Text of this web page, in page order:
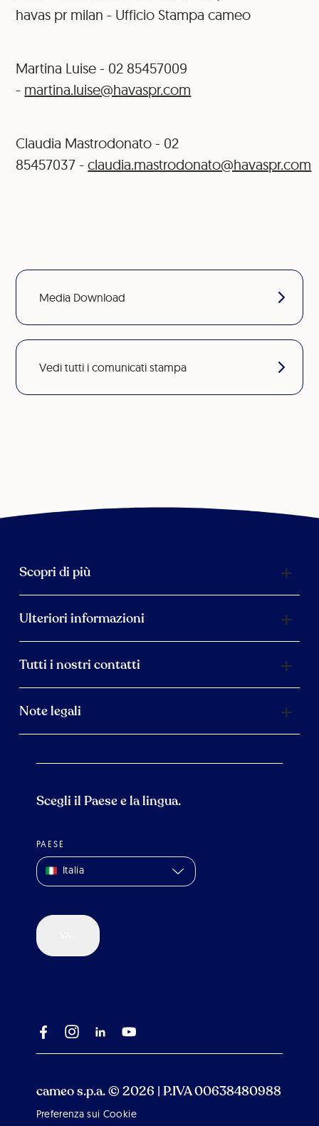
havas pr milan - Ufficio Stampa cameo
Martina Luise - 02 85457009
- martina.luise@havaspr.com
Claudia Mastrodonato - 02
85457037 -claudia.mastrodonato@havaspr.com
Media Download
Vedi tutti i comunicati stampa
Scopri di più
Ulteriori informazioni
Tutti i nostri contatti
Note legali
Scegli il Paese e la lingua.
PAESE
Italia
cameo s.p.a. © 2026 | P.IVA 00638480988
Preferenza sui Cookie